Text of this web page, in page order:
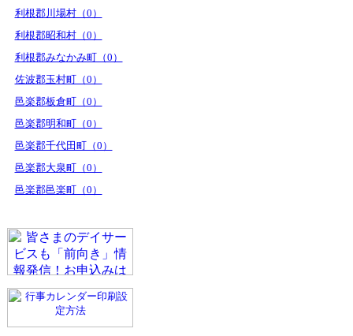
利根郡川場村（0）
利根郡昭和村（0）
利根郡みなかみ町（0）
佐波郡玉村町（0）
邑楽郡板倉町（0）
邑楽郡明和町（0）
邑楽郡千代田町（0）
邑楽郡大泉町（0）
邑楽郡邑楽町（0）